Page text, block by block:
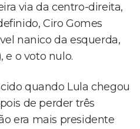
via da centro-direita,
Ciro Gomes
nanico da esquerda,
e o voto nulo.
quando Lula chegou
de perder três
era mais presidente